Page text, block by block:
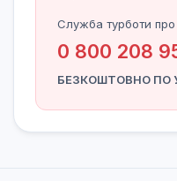
Служба турботи про
0 800 208
БЕЗКОШТОВНО ПО